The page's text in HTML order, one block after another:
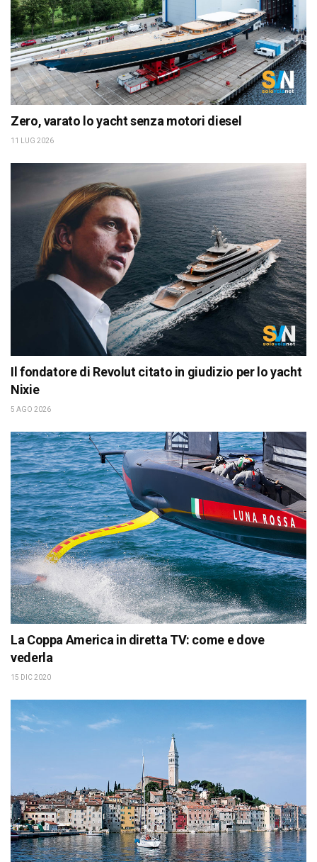
Zero, varato lo yacht senza motori diesel
11 LUG 2026
Il fondatore di Revolut citato in giudizio per lo yacht
Nixie
5 AGO 2026
La Coppa America in diretta TV: come e dove
vederla
15 DIC 2020